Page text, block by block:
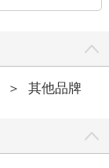
＞ 其他品牌